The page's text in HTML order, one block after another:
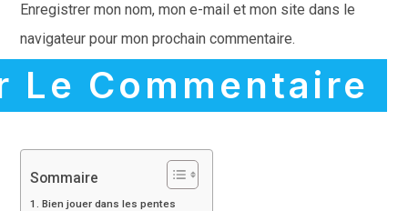
Enregistrer mon nom, mon e-mail et mon site dans le
navigateur pour mon prochain commentaire.
Sommaire
Bien jouer dans les pentes